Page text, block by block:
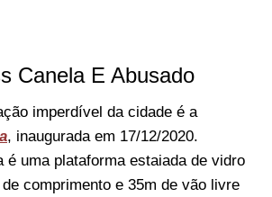
Canela E Abusado
imperdível da cidade é a
, inaugurada em 17/12/2020.
é uma plataforma estaiada de vidro
comprimento e 35m de vão livre